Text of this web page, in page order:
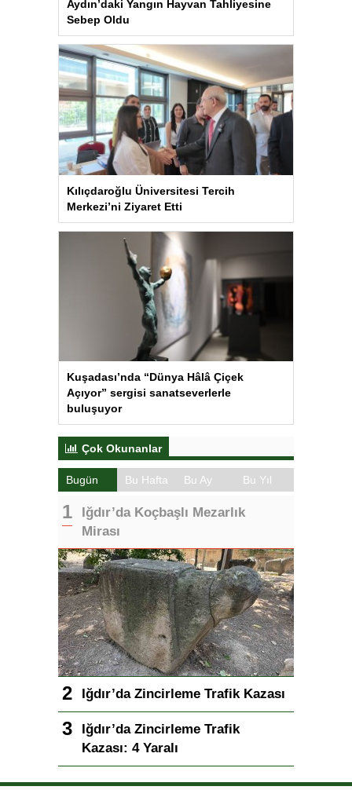
Aydın’daki Yangın Hayvan Tahliyesine
Sebep Oldu
Kılıçdaroğlu Üniversitesi Tercih
Merkezi’ni Ziyaret Etti
Kuşadası’nda “Dünya Hâlâ Çiçek
Açıyor” sergisi sanatseverlerle
buluşuyor
Çok Okunanlar
Bugün Bu Hafta Bu Ay Bu Yıl
Iğdır’da Koçbaşlı Mezarlık
Mirası
Iğdır’da Zincirleme Trafik Kazası
Iğdır’da Zincirleme Trafik
Kazası: 4 Yaralı